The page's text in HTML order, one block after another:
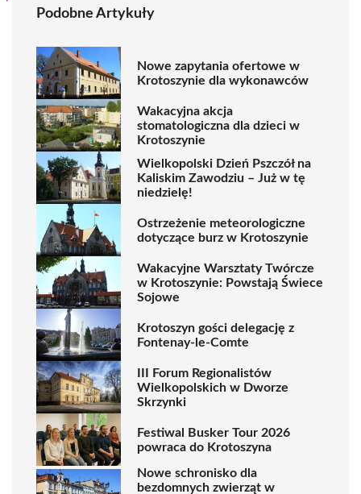
Podobne Artykuły
Nowe zapytania ofertowe w
Krotoszynie dla wykonawców
Wakacyjna akcja
stomatologiczna dla dzieci w
Krotoszynie
Wielkopolski Dzień Pszczół na
Kaliskim Zawodziu – Już w tę
niedzielę!
Ostrzeżenie meteorologiczne
dotyczące burz w Krotoszynie
Wakacyjne Warsztaty Twórcze
w Krotoszynie: Powstają Świece
Sojowe
Krotoszyn gości delegację z
Fontenay-le-Comte
III Forum Regionalistów
Wielkopolskich w Dworze
Skrzynki
Festiwal Busker Tour 2026
powraca do Krotoszyna
Nowe schronisko dla
bezdomnych zwierząt w